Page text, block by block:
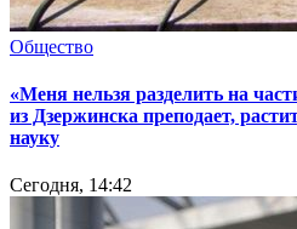
Общество
«Меня нельзя разделить на
из Дзержинска преподает,
науку
Сегодня, 14:42